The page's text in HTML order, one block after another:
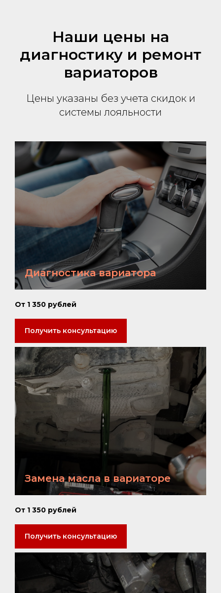
Наши цены на
диагностику и ремонт
вариаторов
Цены указаны без учета скидок и
системы лояльности
Диагностика вариатора
От 1 350 рублей
Получить консультацию
Замена масла в вариаторе
От 1 350 рублей
Получить консультацию